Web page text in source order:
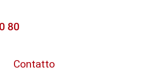
80
Contatto